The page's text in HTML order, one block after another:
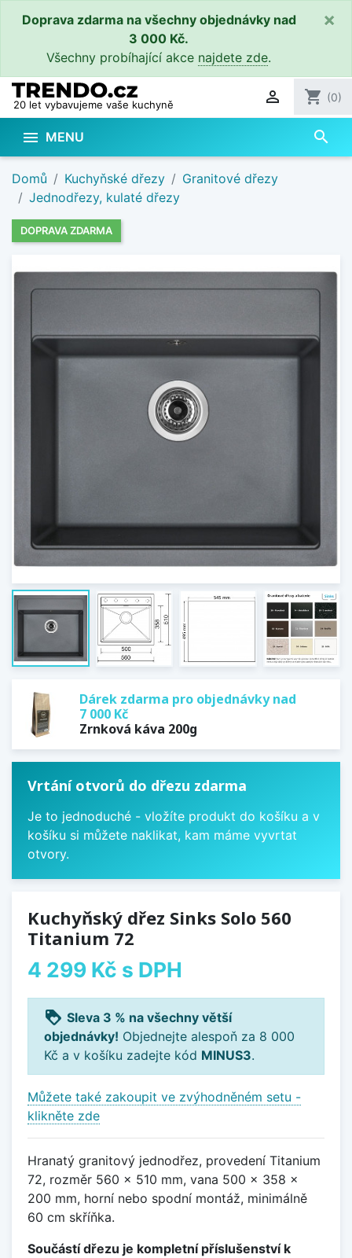
Doprava zdarma na všechny objednávky nad
3 000 Kč.
Všechny probíhající akce najdete zde.
×
20 let vybavujeme vaše kuchyně  shopping_cart (0)
 MENU search
Domů Kuchyňské dřezy
Granitové dřezy
Jednodřezy, kulaté dřezy
DOPRAVA ZDARMA
Dárek zdarma pro objednávky nad
7 000 Kč
Zrnková káva 200g
Vrtání otvorů do dřezu zdarma
Je to jednoduché - vložíte produkt do košíku a v
košíku si můžete naklikat, kam máme vyvrtat
otvory.
Kuchyňský dřez Sinks Solo 560
Titanium 72
4 299 Kč s DPH
loyalty Sleva 3 % na všechny větší
objednávky! Objednejte alespoň za 8 000
Kč a v košíku zadejte kód MINUS3.
Můžete také zakoupit ve zvýhodněném setu -
klikněte zde
Hranatý granitový jednodřez, provedení Titanium
72, rozměr 560 x 510 mm, vana 500 x 358 x
200 mm, horní nebo spodní montáž, minimálně
60 cm skříňka.
Součástí dřezu je kompletní příslušenství k